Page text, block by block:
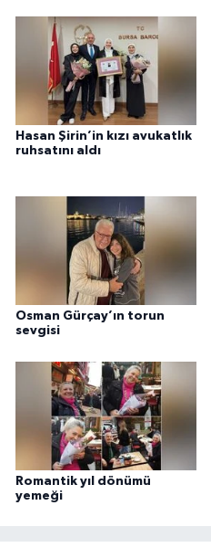
Hasan Şirin’in kızı avukatlık
ruhsatını aldı
Osman Gürçay’ın torun
sevgisi
Romantik yıl dönümü
yemeği